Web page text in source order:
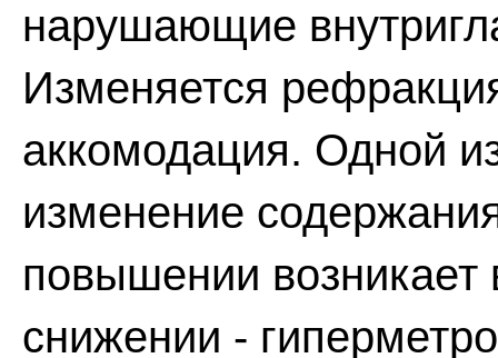
нарушающие
Изменяется
аккомодация. Одной
изменение
повышении
снижении -